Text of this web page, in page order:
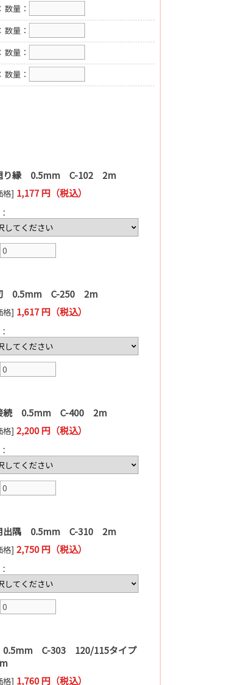
量：
量：
量：
量：
り縁 0.5mm C-102 2m
格] 1,177 円（税込）
0.5mm C-250 2m
格] 1,617 円（税込）
続 0.5mm C-400 2m
格] 2,200 円（税込）
出隅 0.5mm C-310 2m
格] 2,750 円（税込）
C-303 120/115タイプ
格] 1,760 円（税込）